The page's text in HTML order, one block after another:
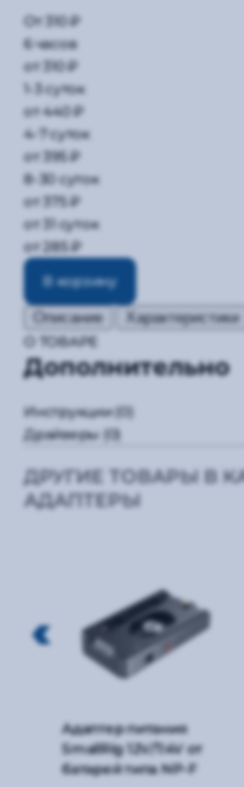
От 310 ₽
6 часов
от 310 ₽
1-3 суток
от 440 ₽
4-7 суток
от 395 ₽
8-30 суток
от 375 ₽
от 31 суток
от 285 ₽
В корзину
Описание Характеристики
О ТОВАРЕ
Дополнительно
Инструкции(0)
Драйверы (0)
ДРУГИЕ ТОВАРЫ В
АДАПТЕРЫ
Адаптер питания
SmallRig 12V/7.4V от
батарей типа NP-F